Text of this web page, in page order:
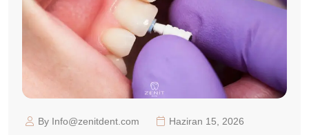
By Info@zenitdent.com Haziran 15, 2026